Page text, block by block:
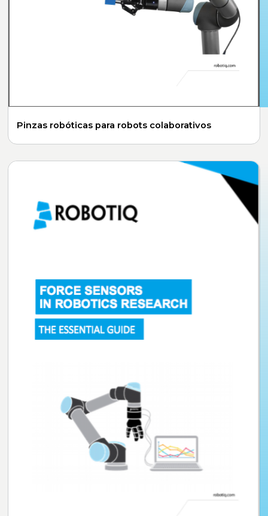
Pinzas robóticas para robots colaborativos